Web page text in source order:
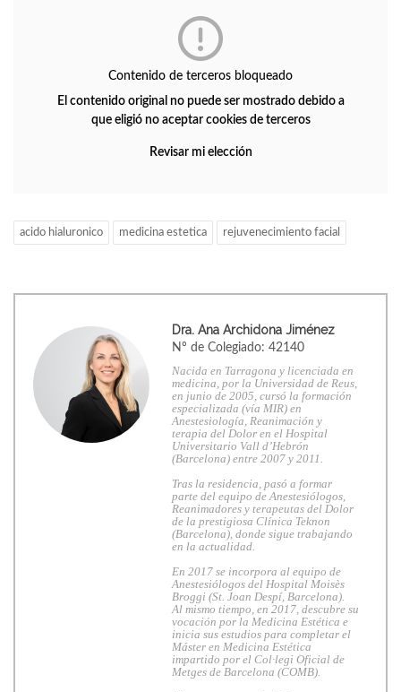
Contenido de terceros bloqueado
El contenido original no puede ser mostrado debido a
que eligió no aceptar cookies de terceros
Revisar mi elección
acido hialuronico medicina estetica rejuvenecimiento facial
Dra. Ana Archidona Jiménez
Nº de Colegiado: 42140
Nacida en Tarragona y licenciada en
medicina, por la Universidad de Reus,
en junio de 2005, cursó la formación
especializada (vía MIR) en
Anestesiología, Reanimación y
terapia del Dolor en el Hospital
Universitario Vall d’Hebrón
(Barcelona) entre 2007 y 2011.
Tras la residencia, pasó a formar
parte del equipo de Anestesiólogos,
Reanimadores y terapeutas del Dolor
de la prestigiosa Clínica Teknon
(Barcelona), donde sigue trabajando
en la actualidad.
En 2017 se incorpora al equipo de
Anestesiólogos del Hospital Moisès
Broggi (St. Joan Despí, Barcelona).
Al mismo tiempo, en 2017, descubre su
vocación por la Medicina Estética e
inicia sus estudios para completar el
Máster en Medicina Estética
impartido por el Col·legi Oficial de
Metges de Barcelona (COMB).